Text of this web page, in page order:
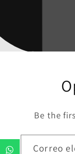
Be the
Correo